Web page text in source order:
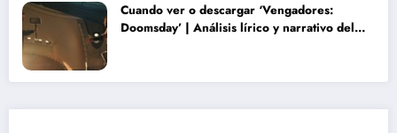
Cuando ver o descargar ‘Vengadores:
Doomsday’ | Análisis lírico y narrativo del